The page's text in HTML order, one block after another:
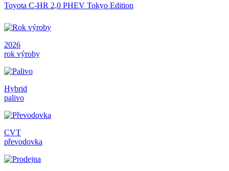
Toyota C-HR 2,0 PHEV Tokyo Edition
2026
rok výroby
Hybrid
palivo
CVT
převodovka